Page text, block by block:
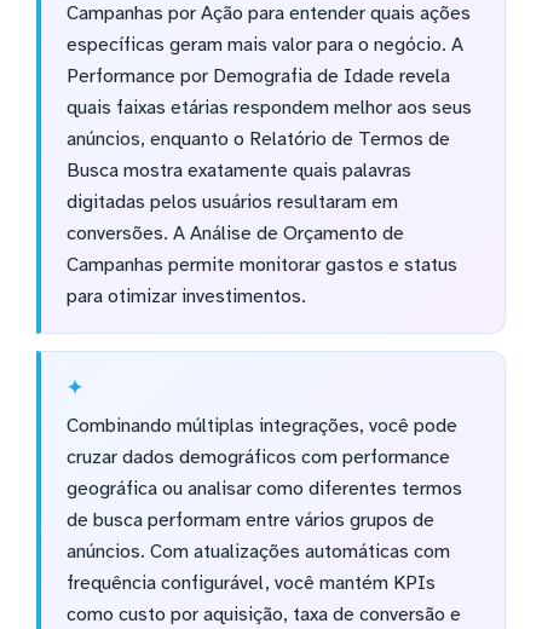
Campanhas por Ação para entender quais ações
específicas geram mais valor para o negócio. A
Performance por Demografia de Idade revela
quais faixas etárias respondem melhor aos seus
anúncios, enquanto o Relatório de Termos de
Busca mostra exatamente quais palavras
digitadas pelos usuários resultaram em
conversões. A Análise de Orçamento de
Campanhas permite monitorar gastos e status
para otimizar investimentos.
Combinando múltiplas integrações, você pode
cruzar dados demográficos com performance
geográfica ou analisar como diferentes termos
de busca performam entre vários grupos de
anúncios. Com atualizações automáticas com
frequência configurável, você mantém KPIs
como custo por aquisição, taxa de conversão e